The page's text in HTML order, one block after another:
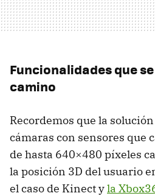
Funcionalidades que
camino
Recordemos que la
cámaras con sensores que
de hasta 640×480 píxeles
la posición 3D del usuario
el caso de Kinect yla